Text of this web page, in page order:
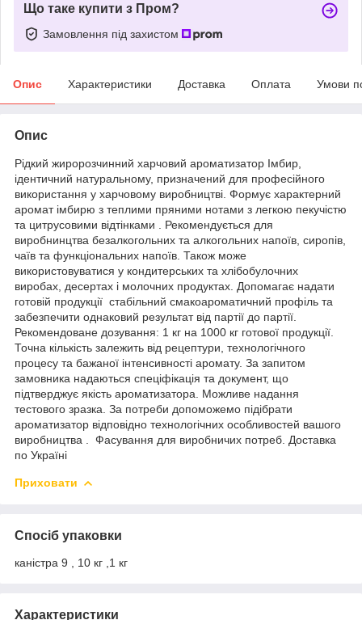
Що таке купити з Пром?
Замовлення під захистом
Опис Характеристики Доставка Оплата Умови
Опис
Рідкий жиророзчинний харчовий ароматизатор Імбир,
ідентичний натуральному, призначений для професійного
використання у харчовому виробництві. Формує характерний
аромат імбирю з теплими пряними нотами з легкою пекучістю
та цитрусовими відтінками . Рекомендується для
виробнинцтва безалкогольних та алкогольних напоїв, сиропів,
чаїв та функціональних напоїв. Також може
використовуватися у кондитерських та хлібобулочних
виробах, десертах і молочних продуктах. Допомагає надати
готовій продукції стабільний смакоароматичний профіль та
забезпечити однаковий результат від партії до партії.
Рекомендоване дозування: 1 кг на 1000 кг готової продукції.
Точна кількість залежить від рецептури, технологічного
процесу та бажаної інтенсивності аромату. За запитом
замовника надаються спеціфікація та документ, що
підтверджує якість ароматизатора. Можливе надання
тестового зразка. За потреби допоможемо підібрати
ароматизатор відповідно технологічних особливостей вашого
виробництва . Фасування для виробничих потреб. Доставка
по Україні
Приховати
Спосіб упаковки
каністра 9 , 10 кг ,1 кг
Характеристики